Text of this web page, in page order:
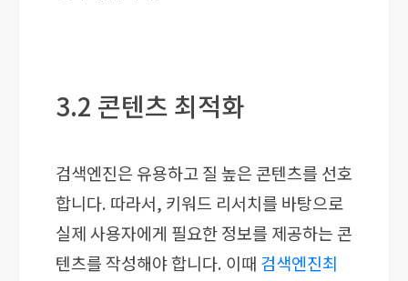
3.2 콘텐츠 최적화
검색엔진은 유용하고 질 높은 콘텐츠를 선호
합니다. 따라서, 키워드 리서치를 바탕으로
실제 사용자에게 필요한 정보를 제공하는 콘
텐츠를 작성해야 합니다. 이때 검색엔진최